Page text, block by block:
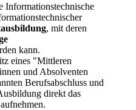
Informationstechnische
, mit deren
kann.
eines "Mittleren
und Absolventen
Berufsabschluss und
direkt das